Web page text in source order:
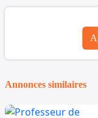
Annonces similaires